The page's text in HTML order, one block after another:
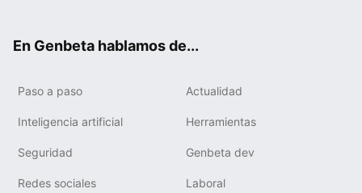
En Genbeta hablamos de...
Paso a paso Actualidad
Inteligencia artificial Herramientas
Seguridad Genbeta dev
Redes sociales Laboral